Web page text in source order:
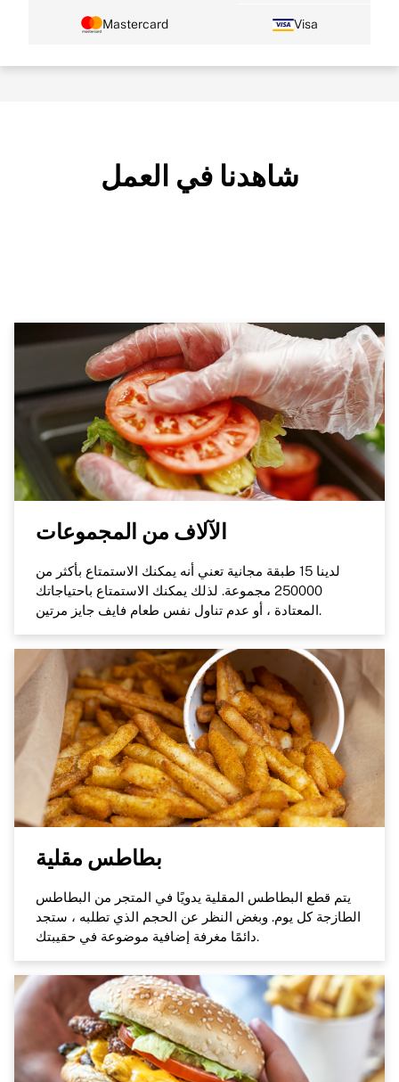
Mastercard Visa
شاهدنا في العمل
الآلاف من المجموعات
لدينا 15 طبقة مجانية تعني أنه يمكنك الاستمتاع بأكثر من
250000 مجموعة. لذلك يمكنك الاستمتاع باحتياجاتك
المعتادة ، أو عدم تناول نفس طعام فايف جايز مرتين.
بطاطس مقلية
يتم قطع البطاطس المقلية يدويًا في المتجر من البطاطس
الطازجة كل يوم. وبغض النظر عن الحجم الذي تطلبه ، ستجد
دائمًا مغرفة إضافية موضوعة في حقيبتك.